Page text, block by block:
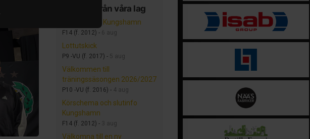
Nyheter från våra lag
Program för Kungshamn
F14 (f. 2012) - 6 aug
Lottutskick
P9 -VU (f. 2017) - 5 aug
Välkommen till
träningssäsongen 2026/2027
P10 -VU (f. 2016) - 4 aug
Körschema och slutinfo
Kungshamn
F14 (f. 2012) - 3 aug
Välkomna till en ny